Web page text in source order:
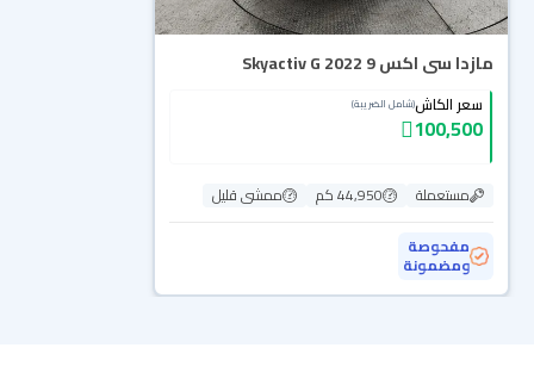
مازدا سى اكس 9 Skyactiv G 2022
سعر الكاش(شامل الضريبة)
100,500
مستعملة 44,950 كم
ممشى قليل
مفحوصة
ومضمونة